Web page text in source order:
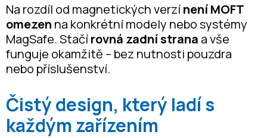
Na rozdíl od magnetických verzínení MOFT
omezen na konkrétní modely nebo systémy
MagSafe. Stačírovná zadní strana a vše
funguje okamžitě – bez nutnosti pouzdra
nebo příslušenství.
Čistý design, který ladí s
každým zařízením